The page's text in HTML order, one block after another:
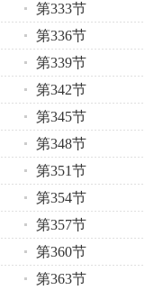
第333节
第336节
第339节
第342节
第345节
第348节
第351节
第354节
第357节
第360节
第363节